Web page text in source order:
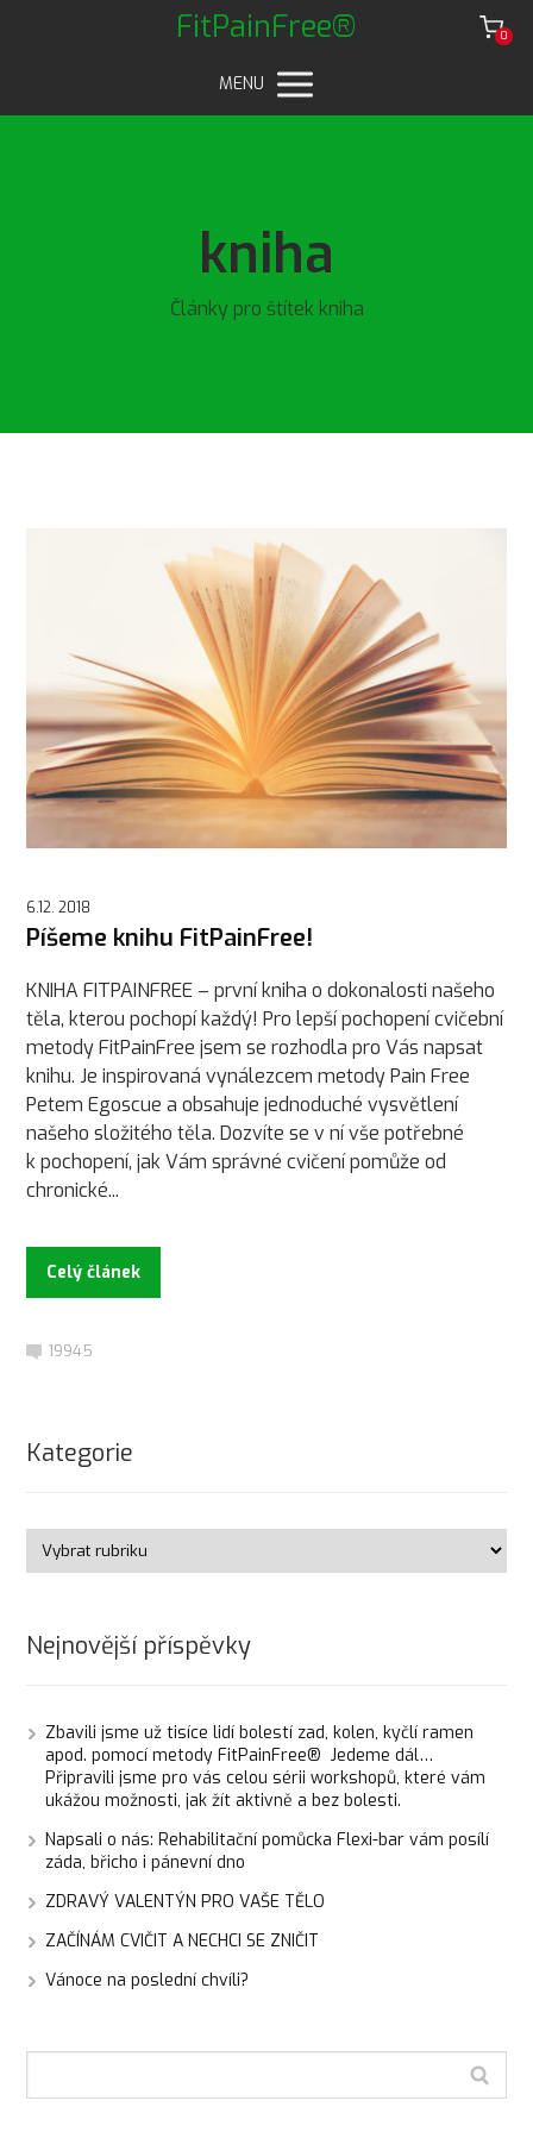
FitPainFree® 0
MENU
kniha
Články pro štítek kniha
6.12. 2018
Píšeme knihu FitPainFree!
KNIHA FITPAINFREE – první kniha o dokonalosti našeho
těla, kterou pochopí každý! Pro lepší pochopení cvičební
metody FitPainFree jsem se rozhodla pro Vás napsat
knihu. Je inspirovaná vynálezcem metody Pain Free
Petem Egoscue a obsahuje jednoduché vysvětlení
našeho složitého těla. Dozvíte se v ní vše potřebné
k pochopení, jak Vám správné cvičení pomůže od
chronické...
Celý článek
19945
Kategorie
Nejnovější příspěvky
Zbavili jsme už tisíce lidí bolestí zad, kolen, kyčlí ramen
apod. pomocí metody FitPainFree® Jedeme dál…
Připravili jsme pro vás celou sérii workshopů, které vám
ukážou možnosti, jak žít aktivně a bez bolesti.
Napsali o nás: Rehabilitační pomůcka Flexi-bar vám posílí
záda, břicho i pánevní dno
ZDRAVÝ VALENTÝN PRO VAŠE TĚLO
ZAČÍNÁM CVIČIT A NECHCI SE ZNIČIT
Vánoce na poslední chvíli?